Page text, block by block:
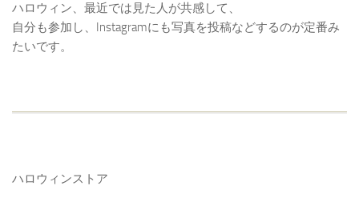
ハロウィン、最近では見た人が共感して、
自分も参加し、Instagramにも写真を投稿などするのが定番み
たいです。
ハロウィンストア